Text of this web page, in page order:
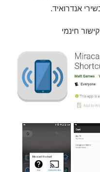
קישור חינמי